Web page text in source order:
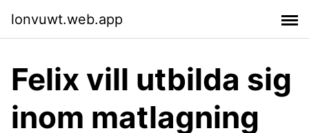
lonvuwt.web.app
Felix vill utbilda sig
inom matlagning